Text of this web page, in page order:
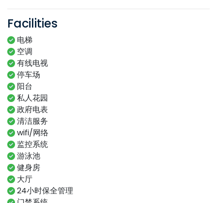
Facilities
电梯
空调
有线电视
停车场
阳台
私人花园
政府电表
清洁服务
wifi/网络
监控系统
游泳池
健身房
大厅
24小时保全管理